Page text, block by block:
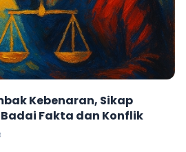
Kebenaran, Sikap
Fakta dan Konflik